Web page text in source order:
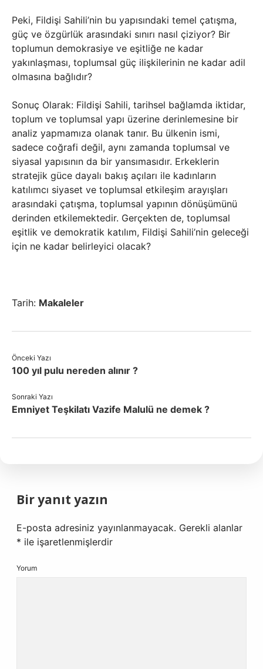
Peki, Fildişi Sahili’nin bu yapısındaki temel çatışma,
güç ve özgürlük arasındaki sınırı nasıl çiziyor? Bir
toplumun demokrasiye ve eşitliğe ne kadar
yakınlaşması, toplumsal güç ilişkilerinin ne kadar adil
olmasına bağlıdır?
Sonuç Olarak: Fildişi Sahili, tarihsel bağlamda iktidar,
toplum ve toplumsal yapı üzerine derinlemesine bir
analiz yapmamıza olanak tanır. Bu ülkenin ismi,
sadece coğrafi değil, aynı zamanda toplumsal ve
siyasal yapısının da bir yansımasıdır. Erkeklerin
stratejik güce dayalı bakış açıları ile kadınların
katılımcı siyaset ve toplumsal etkileşim arayışları
arasındaki çatışma, toplumsal yapının dönüşümünü
derinden etkilemektedir. Gerçekten de, toplumsal
eşitlik ve demokratik katılım, Fildişi Sahili’nin geleceği
için ne kadar belirleyici olacak?
Tarih: Makaleler
Önceki Yazı
100 yıl pulu nereden alınır ?
Sonraki Yazı
Emniyet Teşkilatı Vazife Malulü ne demek ?
Bir yanıt yazın
E-posta adresiniz yayınlanmayacak. Gerekli alanlar
* ile işaretlenmişlerdir
Yorum